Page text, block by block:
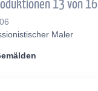
13 von 16
Maler